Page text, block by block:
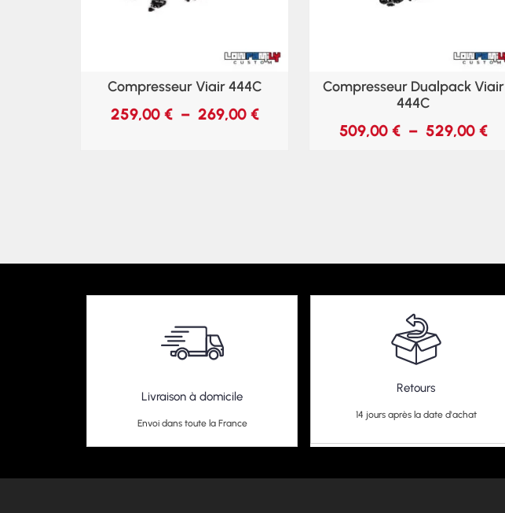
Compresseur Viair 444C
259,00 € – 269,00 €
Compresseur Dualpack Viair
444C
509,00 € – 529,00 €
Livraison à domicile
Envoi dans toute la France
Retours
14 jours après la date d'achat